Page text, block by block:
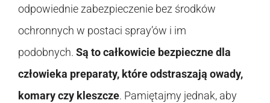
odpowiednie zabezpieczenie bez środków
ochronnych w postaci spray’ów i im
podobnych. Są to całkowicie bezpieczne dla
człowieka preparaty, które odstraszają owady,
komary czy kleszcze. Pamiętajmy jednak, aby